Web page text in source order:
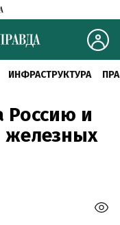
ИНФРАСТРУКТУРА
Россию и
железных